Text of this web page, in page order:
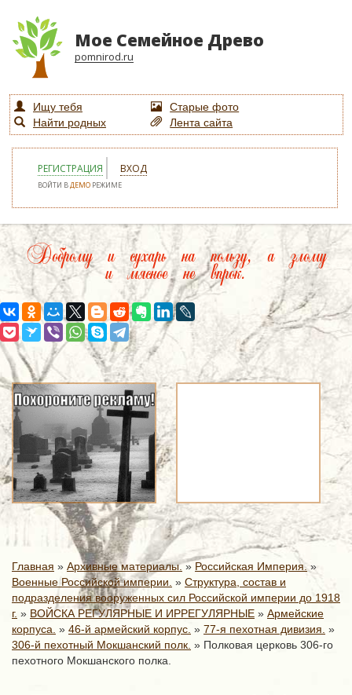
Мое Семейное Древо
pomnirod.ru
Ищу тебя
Старые фото
Найти родных
Лента сайта
РЕГИСТРАЦИЯ ВХОД
ВОЙТИ ВДЕМО РЕЖИМЕ
Доброму и сухарь на пользу, а злому
и мясное не впрок.
Главная » Архивные материалы.» Российская Империя. »
Военные Российской империи. » Структура, состав и
подразделения вооруженных сил Российской империи до 1918
г. » ВОЙСКА РЕГУЛЯРНЫЕ И ИРРЕГУЛЯРНЫЕ » Армейские
корпуса. » 46-й армейский корпус. » 77-я пехотная дивизия. »
306-й пехотный Мокшанский полк. » Полковая церковь 306-го
пехотного Мокшанского полка.